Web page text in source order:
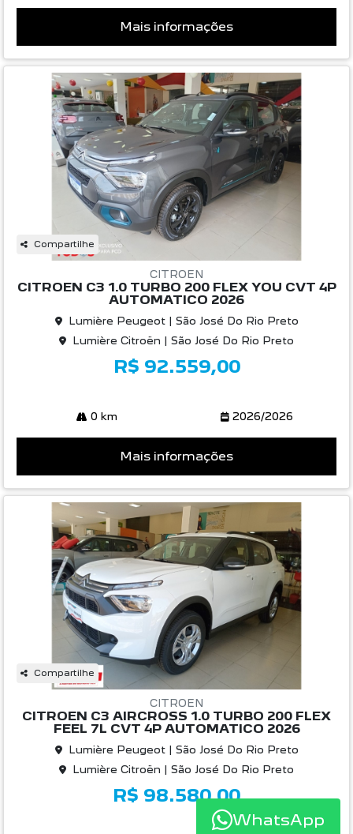
Mais informações
Compartilhe
CITROEN
CITROEN C3 1.0 TURBO 200 FLEX YOU CVT 4P
AUTOMATICO 2026
Lumière Peugeot | São José Do Rio Preto
Lumière Citroën | São José Do Rio Preto
R$ 92.559,00
0 km 2026/2026
Mais informações
Compartilhe
CITROEN
CITROEN C3 AIRCROSS 1.0 TURBO 200 FLEX
FEEL 7L CVT 4P AUTOMATICO 2026
Lumière Peugeot | São José Do Rio Preto
Lumière Citroën | São José Do Rio Preto
R$ 98.580,00
WhatsApp